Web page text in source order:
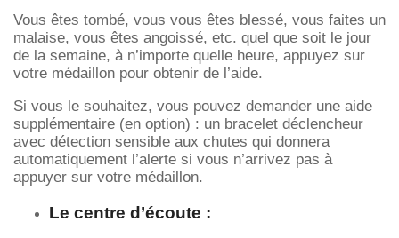
Vous êtes tombé, vous vous êtes blessé, vous faites un
malaise, vous êtes angoissé, etc. quel que soit le jour
de la semaine, à n’importe quelle heure, appuyez sur
votre médaillon pour obtenir de l’aide.
Si vous le souhaitez, vous pouvez demander une aide
supplémentaire (en option) : un bracelet déclencheur
avec détection sensible aux chutes qui donnera
automatiquement l’alerte si vous n’arrivez pas à
appuyer sur votre médaillon.
Le centre d’écoute :